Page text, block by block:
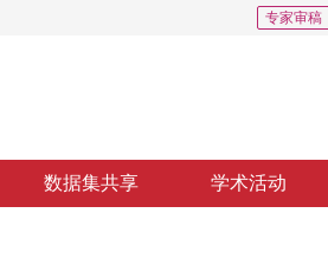
专家审稿
数据集共享 学术活动